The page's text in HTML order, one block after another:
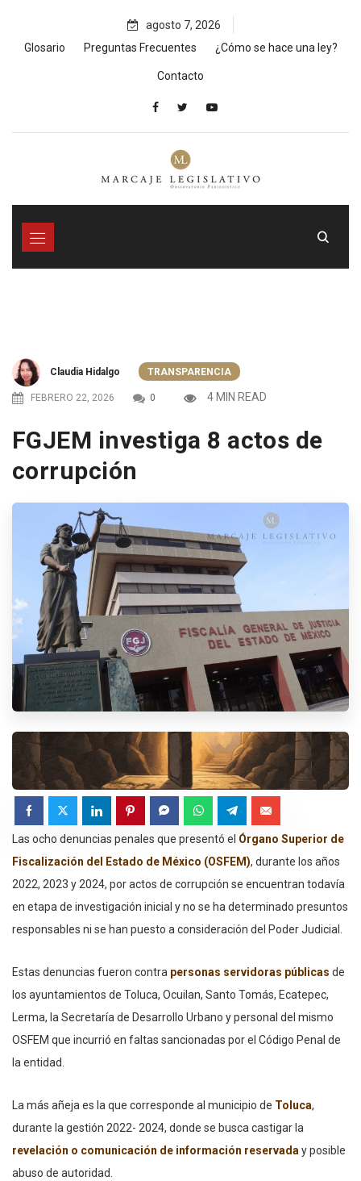
content
agosto 7, 2026
Glosario
Preguntas Frecuentes ¿Cómo se hace una ley?
Contacto
Claudia Hidalgo TRANSPARENCIA
FEBRERO 22, 2026 0 4 MIN READ
FGJEM investiga 8 actos de
corrupción
Las ocho denuncias penales que presentó el Órgano Superior de
Fiscalización del Estado de México (OSFEM), durante los años
2022, 2023 y 2024, por actos de corrupción se encuentran todavía
en etapa de investigación inicial y no se ha determinado presuntos
responsables ni se han puesto a consideración del Poder Judicial.
Estas denuncias fueron contra personas servidoras públicas de
los ayuntamientos de Toluca, Ocuilan, Santo Tomás, Ecatepec,
Lerma, la Secretaría de Desarrollo Urbano y personal del mismo
OSFEM que incurrió en faltas sancionadas por el Código Penal de
la entidad.
La más añeja es la que corresponde al municipio de Toluca,
durante la gestión 2022- 2024, donde se busca castigar la
revelación o comunicación de información reservaday posible
abuso de autoridad.